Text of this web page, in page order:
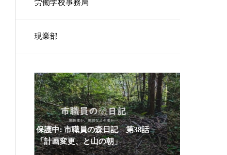
労働学校事務局
現業部
話
保護中: 市職員の森日記 第37話
「お噂はかねがね・・・」